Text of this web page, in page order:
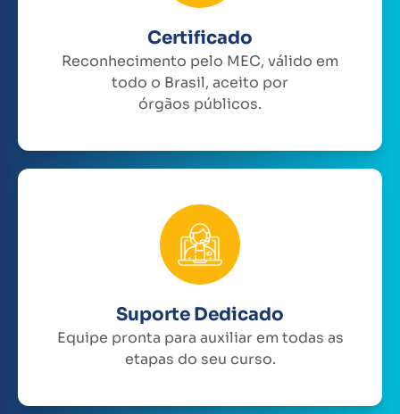
Certificado
Reconhecimento pelo MEC, válido em
todo o Brasil, aceito por
órgãos públicos.
Suporte Dedicado
Equipe pronta para auxiliar em todas as
etapas do seu curso.